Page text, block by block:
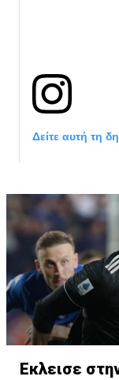
Δείτε αυτή τη
Η δημοσίευση
Έκλεισε